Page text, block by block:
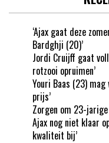
‘Ajax gaat deze
Bardghji (20)’
Jordi Cruijff gaat
rotzooi opruimen’
Youri Baas (23)
prijs’
Zorgen om 23-
Ajax nog niet klaar
kwaliteit bij’